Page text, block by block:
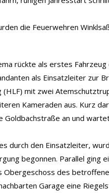
die Feuerwehren
rückte als erstes
als Einsatzleiter zur
mit zwei
Kameraden aus. Kurz
Goldbachstraße an und
durch den Einsatzleiter,
begonnen. Parallel ging
Obergeschoss des
Garage eine